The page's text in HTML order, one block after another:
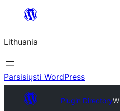
turinio
Lithuania
Parsisiųsti WordPress
Plugin Directory